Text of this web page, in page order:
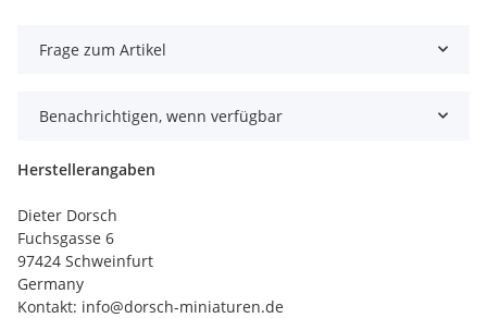
Frage zum Artikel
Benachrichtigen, wenn verfügbar
Herstellerangaben
Dieter Dorsch
Fuchsgasse 6
97424 Schweinfurt
Germany
Kontakt: info@dorsch-miniaturen.de